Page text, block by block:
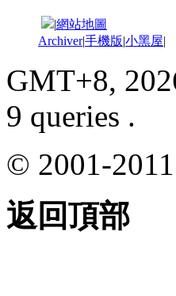
|網站地圖
Archiver|手機版|小黑屋|
GMT+8,
9 queries .
© 2001-
返回頂部